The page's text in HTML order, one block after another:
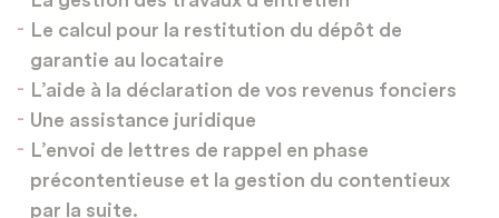
Le calcul pour la restitution du dépôt de
garantie au locataire
L’aide à la déclaration de vos revenus fonciers
Une assistance juridique
L’envoi de lettres de rappel en phase
précontentieuse et la gestion du contentieux
par la suite.